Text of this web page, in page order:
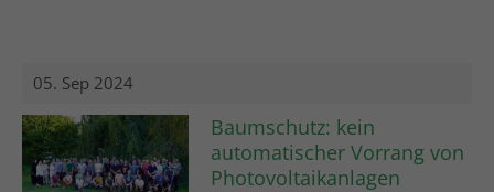
05. Sep 2024
Baumschutz: kein
automatischer Vorrang von
Photovoltaikanlagen